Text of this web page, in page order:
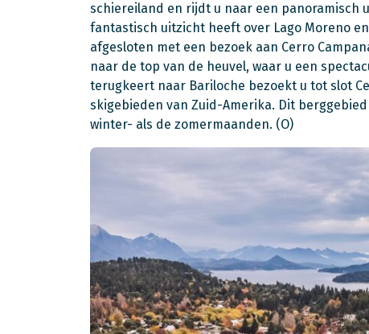
schiereiland en rijdt u naar een panoramisch
fantastisch uitzicht heeft over Lago Moreno
afgesloten met een bezoek aan Cerro
naar de top van de heuvel, waar u een
terugkeert naar Bariloche bezoekt u tot slot
skigebieden van Zuid-Amerika. Dit
winter- als de zomermaanden. (O)